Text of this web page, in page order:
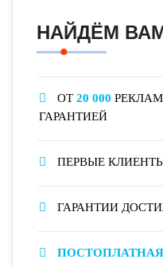
НАЙДЁМ
ОТ 20 000
ГАРАНТИЕЙ
ПЕРВЫЕ
ГАРАНТИИ
ПОСТОПЛАТНАЯ